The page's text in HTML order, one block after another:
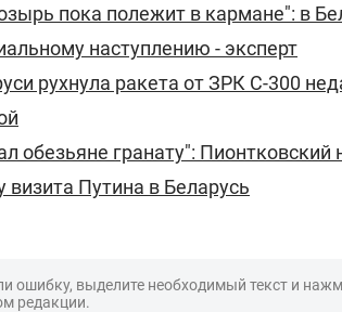
пока полежит в кармане": в
наступлению - эксперт
рухнула ракета от ЗРК С-300
обезьяне гранату": Пионтковский
визита Путина в Беларусь
ошибку, выделите необходимый текст и
редакции.